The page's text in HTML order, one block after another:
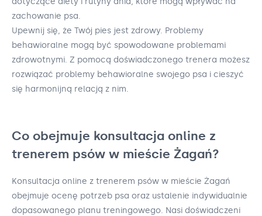
zachowanie psa.
Upewnij się, że Twój pies jest zdrowy. Problemy
behawioralne mogą być spowodowane problemami
zdrowotnymi. Z pomocą doświadczonego trenera możesz
rozwiązać problemy behawioralne swojego psa i cieszyć
się harmonijną relacją z nim.
Co obejmuje konsultacja online z
trenerem psów w mieście Żagań?
Konsultacja online z trenerem psów w mieście Żagań
obejmuje ocenę potrzeb psa oraz ustalenie indywidualnie
dopasowanego planu treningowego. Nasi doświadczeni